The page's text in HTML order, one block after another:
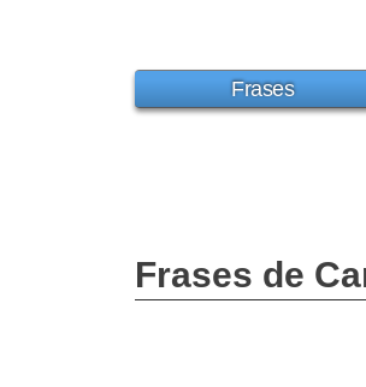
Frases
Frases de